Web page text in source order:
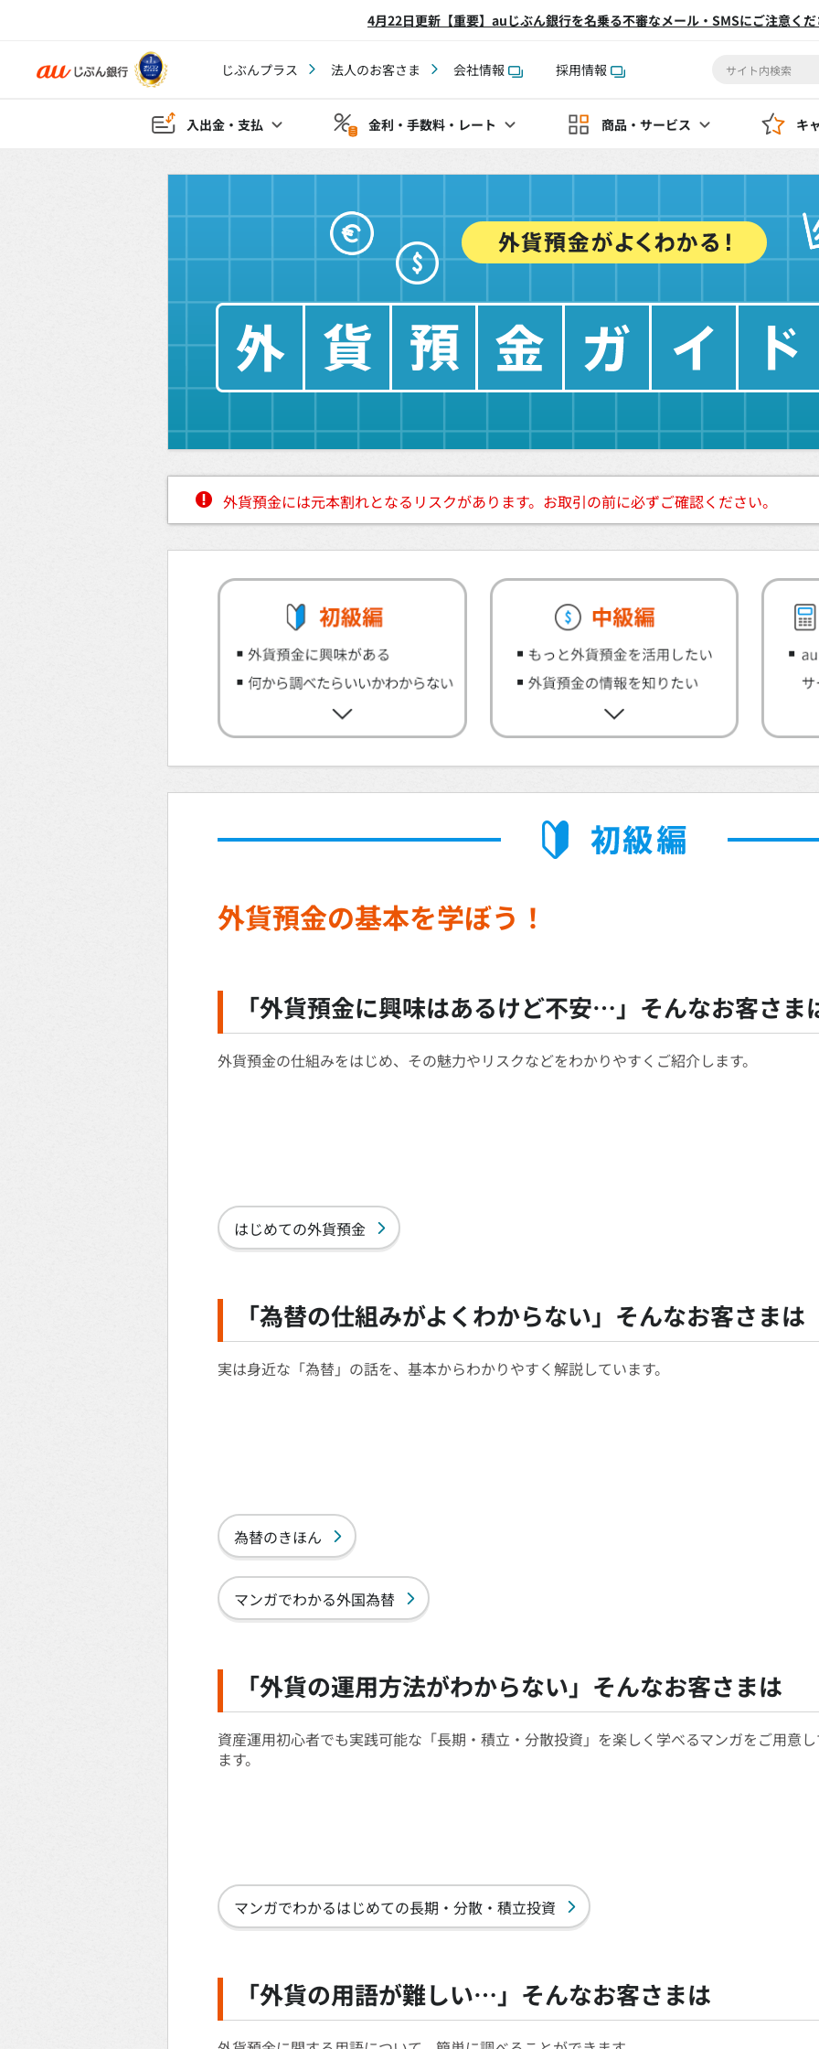
4月22日更新【重要】auじぶん銀行を名乗る不審なメール・SMSにご注意く
じぶんプラス 法人のお客さま 会社情報 採用情報
入出金・支払 金利・手数料・レート 商品・サービス キ
外貨預金には元本割れとなるリスクがあります。お取引の前に必ずご確認ください。
外貨預金の基本を学ぼう！
「外貨預金に興味はあるけど不安…」 そんなお客さま
外貨預金の仕組みをはじめ、その魅力やリスクなどをわかりやすくご紹介します。
はじめての外貨預金
「為替の仕組みがよくわからない」 そんなお客さまは
実は身近な「為替」の話を、基本からわかりやすく解説しています。
為替のきほん
マンガでわかる外国為替
「外貨の運用方法がわからない」 そんなお客さまは
資産運用初心者でも実践可能な「長期・積立・分散投資」を楽しく学べるマンガをご用意
ます。
マンガでわかるはじめての長期・分散・積立投資
「外貨の用語が難しい…」 そんなお客さまは